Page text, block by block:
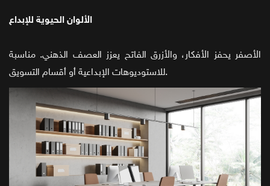
الألوان الحيوية للإبداع
الأصفر يحفز الأفكار، والأزرق الفاتح يعزز العصف الذهني. مناسبة
للاستوديوهات الإبداعية أو أقسام التسويق.